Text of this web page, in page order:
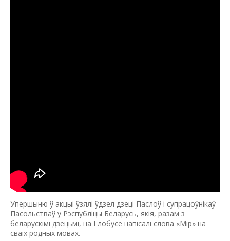
Упершыню ў акцыi ўзялi ўдзел дзецi Паслоў i супрацоўнiкаў
Пасольстваў у Рэспублiцы Беларусь, якiя, разам з
беларускiмi дзецьмi, на Глобусе напiсалi слова «Мiр» на
сваiх родных мовах.